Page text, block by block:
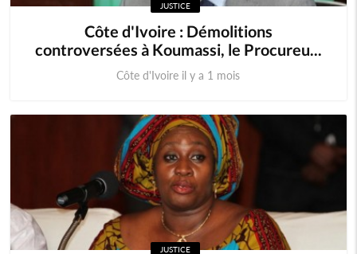
JUSTICE
Côte d'Ivoire : Démolitions
controversées à Koumassi, le Procureu...
Côte d'Ivoire il y a 1 mois
JUSTICE